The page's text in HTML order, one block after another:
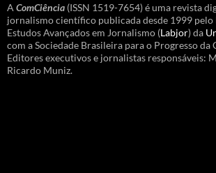
A ComCiência (ISSN 1519-7654) é uma revista
jornalismo científico publicada desde 1999
Estudos Avançados em Jornalismo (Labjor) da
com a Sociedade Brasileira para o Progresso da
Editores executivos e jornalistas responsáveis:
Ricardo Muniz.